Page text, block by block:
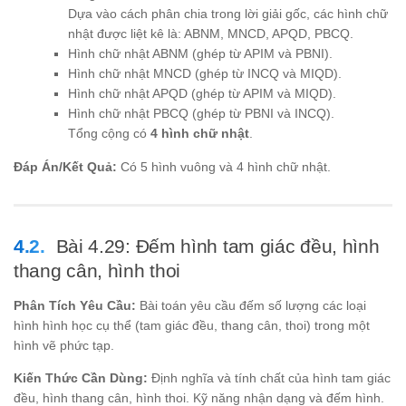
Dựa vào cách phân chia trong lời giải gốc, các hình chữ
nhật được liệt kê là: ABNM, MNCD, APQD, PBCQ.
Hình chữ nhật ABNM (ghép từ APIM và PBNI).
Hình chữ nhật MNCD (ghép từ INCQ và MIQD).
Hình chữ nhật APQD (ghép từ APIM và MIQD).
Hình chữ nhật PBCQ (ghép từ PBNI và INCQ).
Tổng cộng có 4 hình chữ nhật
Đáp Án/Kết Quả: Có 5 hình vuông và 4 hình chữ nhật.
Bài 4.29: Đếm hình tam giác đều, hình
thang cân, hình thoi
Phân Tích Yêu Cầu: Bài toán yêu cầu đếm số lượng các loại
hình hình học cụ thể (tam giác đều, thang cân, thoi) trong một
hình vẽ phức tạp.
Kiến Thức Cần Dùng: Định nghĩa và tính chất của hình tam giác
đều, hình thang cân, hình thoi. Kỹ năng nhận dạng và đếm hình.